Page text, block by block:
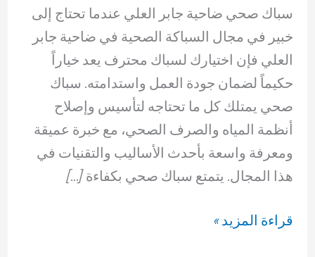
سباك صحي ضاحية جابر العلي عندما تحتاج إلى
خبير في مجال السباكة الصحية في ضاحية جابر
العلي فإن اختيارك لسباك محترف يعد خياراً
حكيماً لضمان جودة العمل واستدامته. سباك
صحي يمتلك كل ما تحتاجه لتأسيس وإصلاح
أنظمة المياه والصرف الصحي، مع خبرة عميقة
ومعرفة واسعة بأحدث الأساليب والتقنيات في
هذا المجال. يتمتع سباك صحي بكفاءة […]
سباك
قراءة المزيد »